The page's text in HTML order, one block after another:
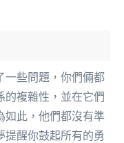
一些問題，你們倆都
的複雜性，並在它們
如此，他們都沒有準
提醒你鼓起所有的勇